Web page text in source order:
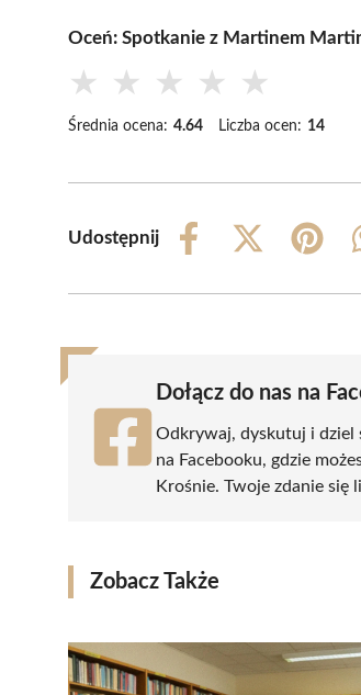
Oceń: Spotkanie z Martinem
★ ★ ★ ★ ★
Średnia ocena: 4.64 Liczba ocen: 14
Udostępnij
Share
Share
(Twitter)
Share
Dołącz do nas na
Odkrywaj, dyskutuj i dziel
na Facebooku, gdzie
Krośnie. Twoje zdanie się
Zobacz Także